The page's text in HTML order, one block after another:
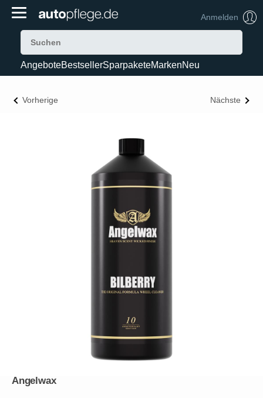
Anmelden
AngeboteBestsellerSparpaketeMarkenNeu
Vorherige Nächste
Angelwax